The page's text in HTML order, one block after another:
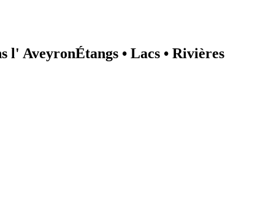
l' AveyronÉtangs • Lacs • Rivières